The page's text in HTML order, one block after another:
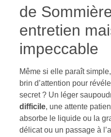
de
entretien
impeccable
Même si elle paraît
brin d’attention pour
secret ? Un léger
difficile, une attente
absorbe le liquide ou la
délicat ou un passage à